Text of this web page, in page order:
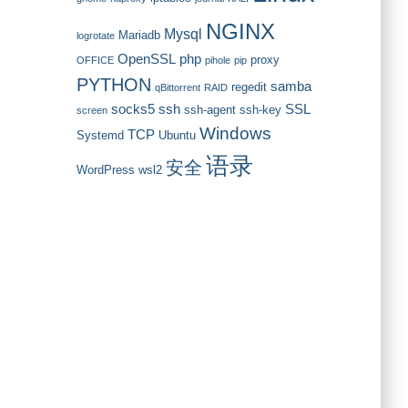
logrotate Mariadb Mysql NGINX
OFFICE OpenSSL php pihole pip proxy
PYTHON qBittorrent RAID regedit samba
screen socks5 ssh ssh-agent ssh-key SSL
Systemd TCP Ubuntu Windows
WordPress wsl2 安全 语录